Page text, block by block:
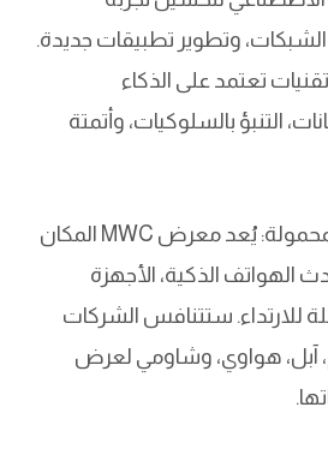
الشبكات، وتطوير تطبيقات جديدة.
تعتمد على الذكاء
التنبؤ بالسلوكيات، وأتمتة
3. مستقبل الأجهزة المحمولة: يُعد معرض MWC المكان
الهواتف الذكية، الأجهزة
للارتداء. ستتنافس الشركات
آبل، هواوي، وشاومي لعرض